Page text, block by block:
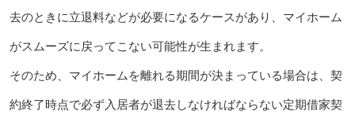
去のときに立退料などが必要になるケースがあり、マイホーム
がスムーズに戻ってこない可能性が生まれます。
そのため、マイホームを離れる期間が決まっている場合は、契
約終了時点で必ず入居者が退去しなければならない定期借家契